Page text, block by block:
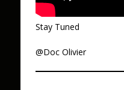
Stay Tuned
@Doc Olivier